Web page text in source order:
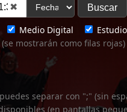
✖
Medio Digital
mostrarán como filas rojas)
separar con ";" (sin
(en pantallas